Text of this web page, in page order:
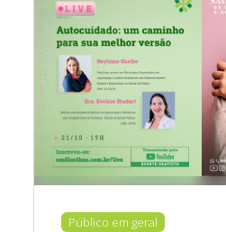
Público em geral